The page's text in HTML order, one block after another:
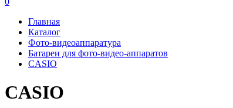
Главная
Каталог
Фото-видеоаппаратура
Батареи для фото-видео-аппаратов
CASIO
CASIO